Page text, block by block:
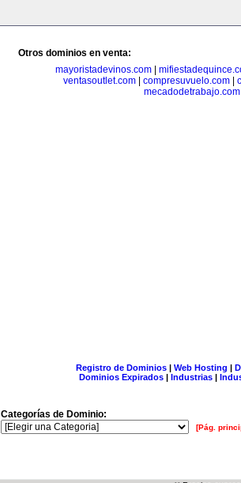
Otros dominios en venta:
mayoristadevinos.com
ventasoutlet.com
compresuvuelo.com
mecadodetrabajo.com
Registro de Dominios| Web Hosting |
Dominios Expirados | Industrias |
Categorías de Dominio:
[Pág.